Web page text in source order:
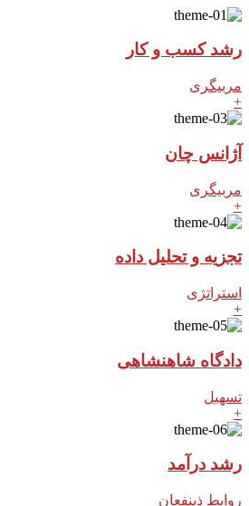
رشد کسب و کار
مربیگری
+
آژانس چان
مربیگری
+
تجزیه و تحلیل داده
استراتژی
+
دادگاه شاهنشاهی
تسهیل
+
رشد درآمد
روابط ذینفعان